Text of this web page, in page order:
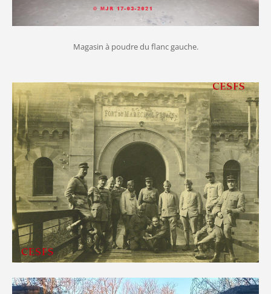
Magasin à poudre du flanc gauche.